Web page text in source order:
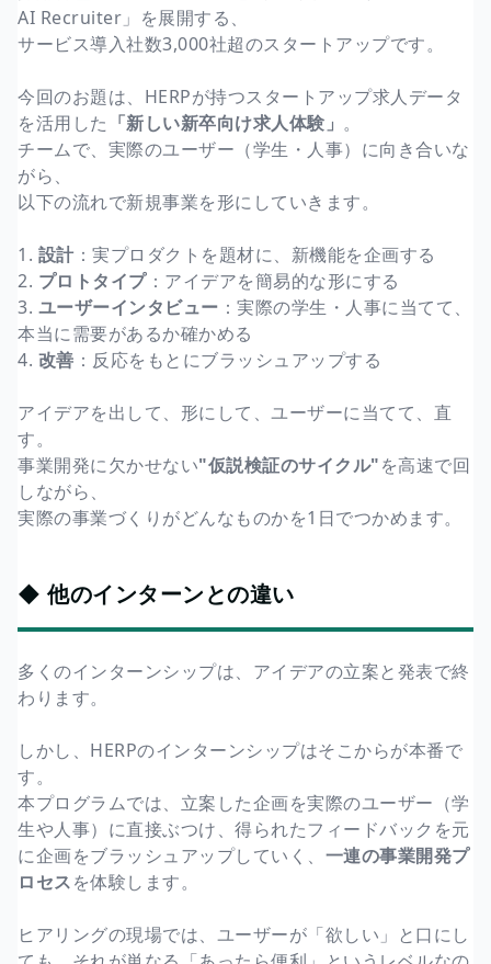
AI Recruiter」を展開する、
サービス導入社数3,000社超のスタートアップです。
今回のお題は、HERPが持つスタートアップ求人データ
を活用した 「新しい新卒向け求人体験」 。
チームで、実際のユーザー（学生・人事）に向き合いな
がら、
以下の流れで新規事業を形にしていきます。
1. 設計：実プロダクトを題材に、新機能を企画する
2. プロトタイプ：アイデアを簡易的な形にする
3. ユーザーインタビュー ：実際の学生・人事に当てて、
本当に需要があるか確かめる
4. 改善 ：反応をもとにブラッシュアップする
アイデアを出して、形にして、ユーザーに当てて、直
す。
事業開発に欠かせない"仮説検証のサイクル"を高速で回
しながら、
実際の事業づくりがどんなものかを1日でつかめます。
◆ 他のインターンとの違い
多くのインターンシップは、アイデアの立案と発表で終
わります。
しかし、HERPのインターンシップはそこからが本番で
す。
本プログラムでは、立案した企画を実際のユーザー（学
生や人事）に直接ぶつけ、得られたフィードバックを元
に企画をブラッシュアップしていく、 一連の事業開発プ
ロセスを体験します。
ヒアリングの現場では、ユーザーが「欲しい」と口にし